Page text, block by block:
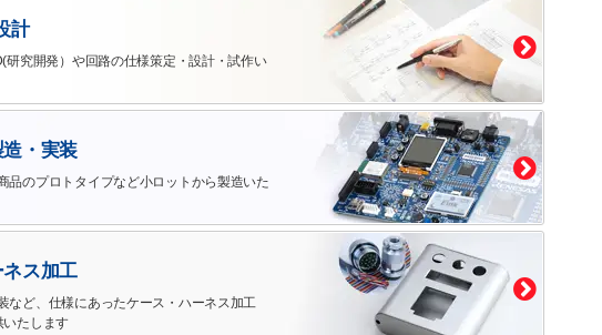
計
研究開発）や回路の仕様策定・設計・試作い
・実装
品のプロトタイプなど小ロットから製造いた
ス加工
など、仕様にあったケース・ハーネス加工
いたします